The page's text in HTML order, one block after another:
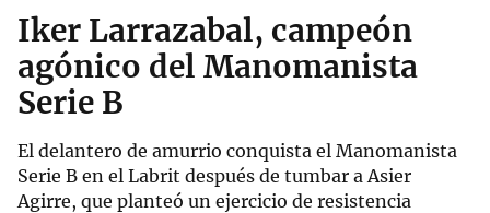
Iker Larrazabal, campeón
agónico del Manomanista
Serie B
El delantero de amurrio conquista el Manomanista
Serie B en el Labrit después de tumbar a Asier
Agirre, que planteó un ejercicio de resistencia